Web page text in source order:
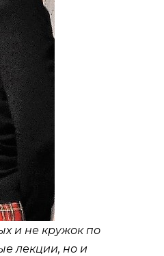
и не кружок по
лекции, но и